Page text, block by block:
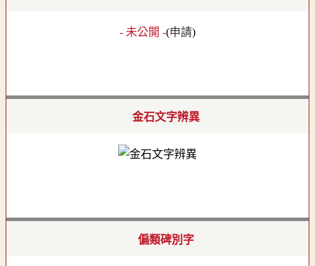
- 未公開 -(申請)
金石文字辨異
偏類碑別字